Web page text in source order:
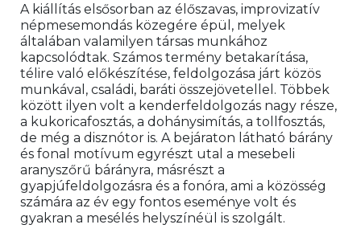
A kiállítás elsősorban az élőszavas, improvizatív
népmesemondás közegére épül, melyek
általában valamilyen társas munkához
kapcsolódtak. Számos termény betakarítása,
télire való előkészítése, feldolgozása járt közös
munkával, családi, baráti összejövetellel. Többek
között ilyen volt a kenderfeldolgozás nagy része,
a kukoricafosztás, a dohánysimítás, a tollfosztás,
de még a disznótor is. A bejáraton látható bárány
és fonal motívum egyrészt utal a mesebeli
aranyszőrű bárányra, másrészt a
gyapjúfeldolgozásra és a fonóra, ami a közösség
számára az év egy fontos eseménye volt és
gyakran a mesélés helyszínéül is szolgált.